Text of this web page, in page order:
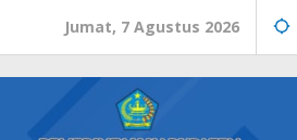
Jumat, 7 Agustus 2026